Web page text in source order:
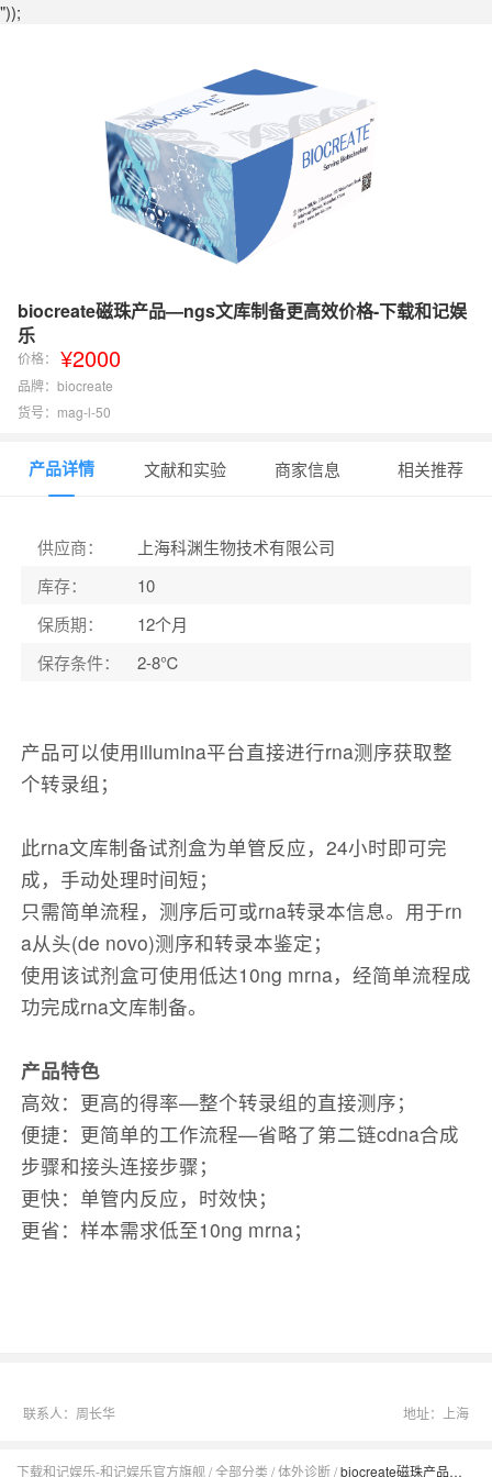
"));
biocreate磁珠产品—ngs文库制备更高效价格-下载和记娱
乐
价格： ¥2000
品牌：biocreate
货号：mag-l-50
产品详情 文献和实验 商家信息 相关推荐
供应商：
上海科渊生物技术有限公司
库存：
10
保质期：
12个月
保存条件：
2-8℃
产品可以使用illumina平台直接进行rna测序获取整
个转录组；
此rna文库制备试剂盒为单管反应，24小时即可完
成，手动处理时间短；
只需简单流程，测序后可或rna转录本信息。用于rn
a从头(de novo)测序和转录本鉴定；
使用该试剂盒可使用低达10ng mrna，经简单流程成
功完成rna文库制备。
产品特色
高效：更高的得率—整个转录组的直接测序；
便捷：更简单的工作流程—省略了第二链cdna合成
步骤和接头连接步骤；
更快：单管内反应，时效快；
更省：样本需求低至10ng mrna；
联系人：周长华 地址：上海
下载和记娱乐-和记娱乐官方旗舰 全部分类 体外诊断 biocreate磁珠产品—ngs文库制备更高效